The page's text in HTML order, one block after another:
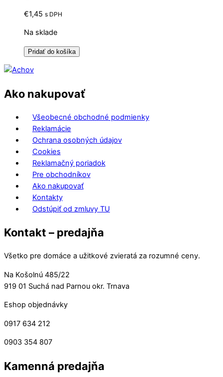
€1,45 s DPH
Na sklade
Pridať do košíka
Ako nakupovať
Všeobecné obchodné podmienky
Reklamácie
Ochrana osobných údajov
Cookies
Reklamačný poriadok
Pre obchodníkov
Ako nakupovať
Kontakty
Odstúpiť od zmluvy TU
Kontakt – predajňa
Všetko pre domáce a užitkové zvieratá za rozumné ceny.
Na Košolnú 485/22
919 01 Suchá nad Parnou okr. Trnava
Eshop objednávky
0917 634 212
0903 354 807
Kamenná predajňa